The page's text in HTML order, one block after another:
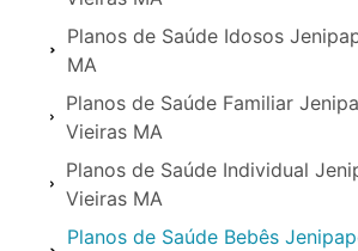
Planos de Saúde Idosos
MA
Planos de Saúde Familiar
Vieiras MA
Planos de Saúde Individual
Vieiras MA
Planos de Saúde Bebês